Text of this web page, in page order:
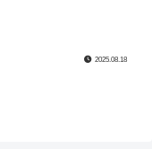
2025.08.18